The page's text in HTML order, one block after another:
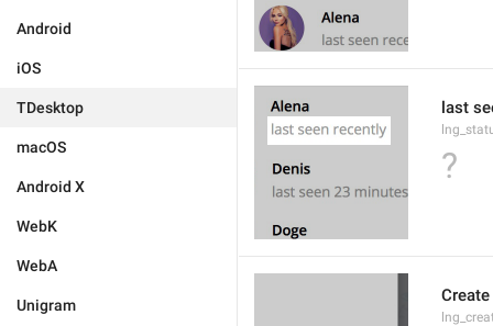
Android
iOS
TDesktop
macOS
Android X
WebK
WebA
Unigram
last
?
Create